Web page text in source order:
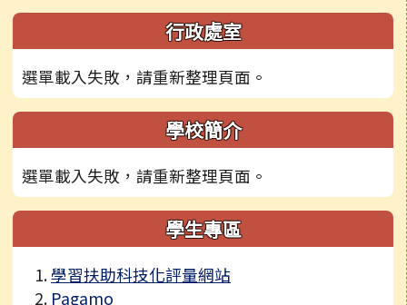
左邊區域內容 行政處室
選單載入失敗，請重新整理頁面。
學校簡介
選單載入失敗，請重新整理頁面。
學生專區
學習扶助科技化評量網站
Pagamo